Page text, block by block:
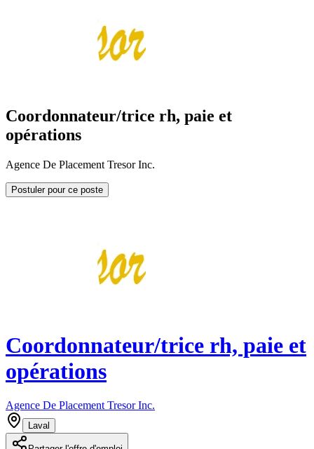
Coordonnateur/trice rh, paie et
opérations
Agence De Placement Tresor Inc.
Postuler pour ce poste
Coordonnateur/trice rh, paie et
opérations
Agence De Placement Tresor Inc.
Laval